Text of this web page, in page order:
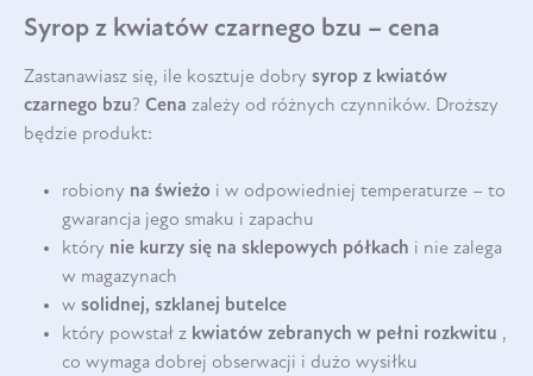
Syrop z kwiatów czarnego bzu – cena
Zastanawiasz się, ile kosztuje dobry syrop z kwiatów
czarnego bzu? Cena zależy od różnych czynników. Droższy
będzie produkt:
robiony na świeżo i w odpowiedniej temperaturze – to
gwarancja jego smaku i zapachu
który nie kurzy się na sklepowych półkach i nie zalega
w magazynach
w solidnej, szklanej butelce
który powstał z kwiatów zebranych w pełni rozkwitu ,
co wymaga dobrej obserwacji i dużo wysiłku